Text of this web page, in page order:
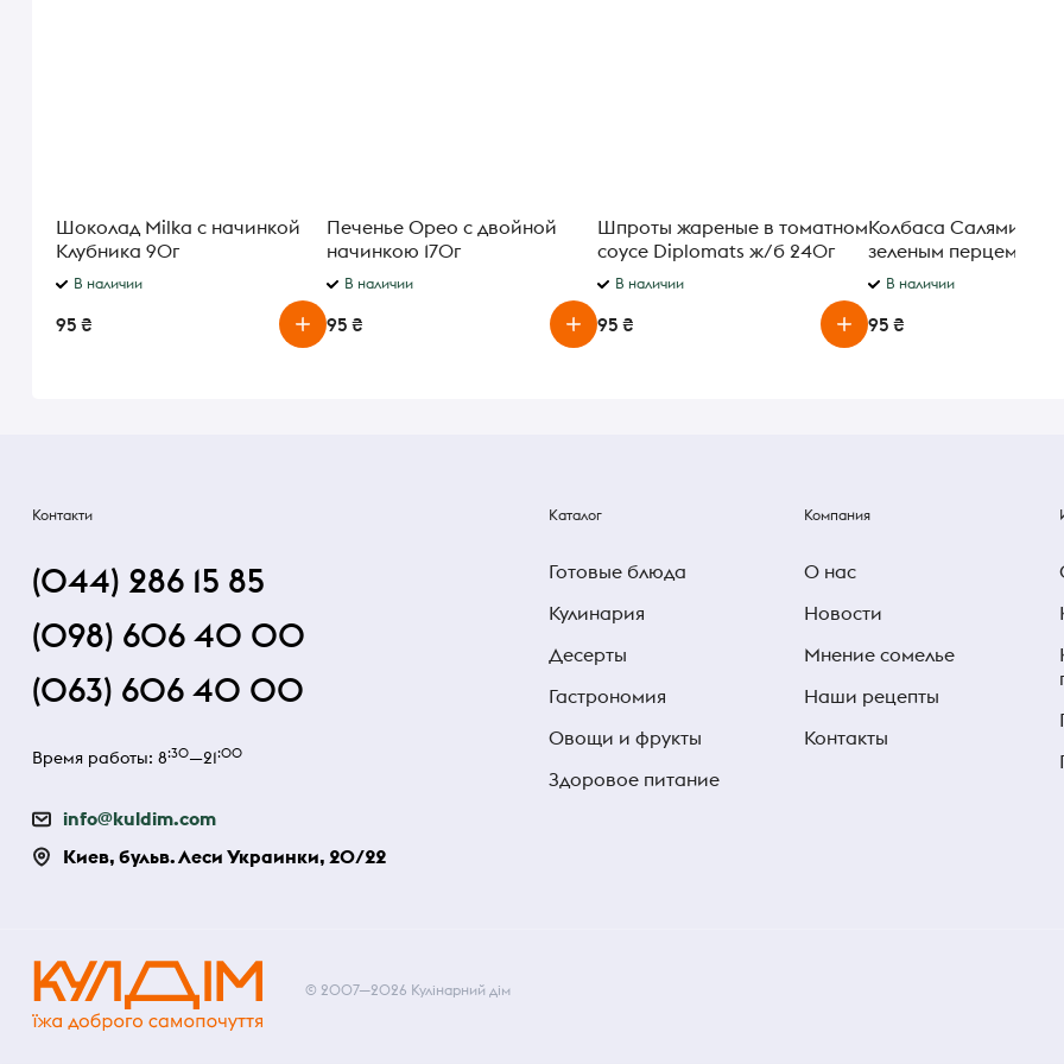
Шоколад Milka с начинкой
Клубника 90г
В наличии
95 ₴
Печенье Орео с двойной
начинкою 170г
В наличии
95 ₴
Шпроты жареные в томатном
соусе Diplomats ж/б 240г
В наличии
95 ₴
Колбаса Салями
зеленым перцем
В наличии
95 ₴
Контакти
(044) 286 15 85
(098) 606 40 00
(063) 606 40 00
Время работы: 8:30—21:00
info@kuldim.com
Киев, бульв. Леси Украинки, 20/22
Каталог
Готовые блюда
Кулинария
Десерты
Гастрономия
Овощи и фрукты
Здоровое питание
Компания
О нас
Новости
Мнение сомелье
Наши рецепты
Контакты
© 2007—2026 Кулінарний дім